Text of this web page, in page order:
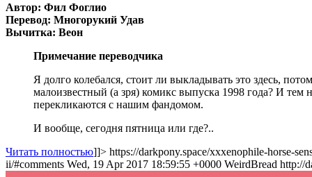
Автор: Фил Фоглио
Перевод: Многорукий Удав
Вычитка: Веон
Примечание переводчика
Я долго колебался, стоит ли выкладывать это здесь,
малоизвестный (а зря) комикс выпуска 1998 года? И
перекликаются с нашим фандомом.
И вообще, сегодня пятница или где?..
Читать полностью]]> https://darkpony.space/xxxenophile-horse-
ii/#comments Wed, 19 Apr 2017 18:59:55 +0000 WeirdBread http://